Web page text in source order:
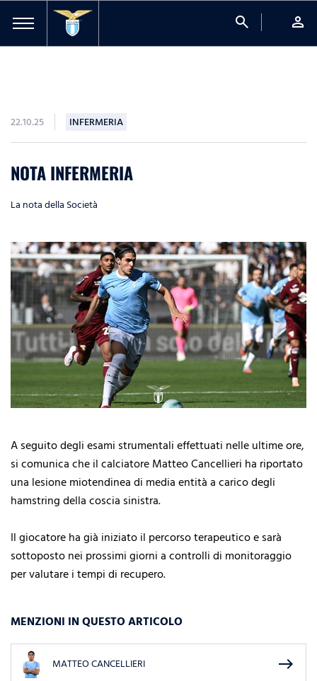
search person
22.10.25 INFERMERIA
NOTA INFERMERIA
La nota della Società
A seguito degli esami strumentali effettuati nelle ultime ore,
si comunica che il calciatore Matteo Cancellieri ha riportato
una lesione miotendinea di media entità a carico degli
hamstring della coscia sinistra.
Il giocatore ha già iniziato il percorso terapeutico e sarà
sottoposto nei prossimi giorni a controlli di monitoraggio
per valutare i tempi di recupero.
MENZIONI IN QUESTO ARTICOLO
MATTEO CANCELLIERI east